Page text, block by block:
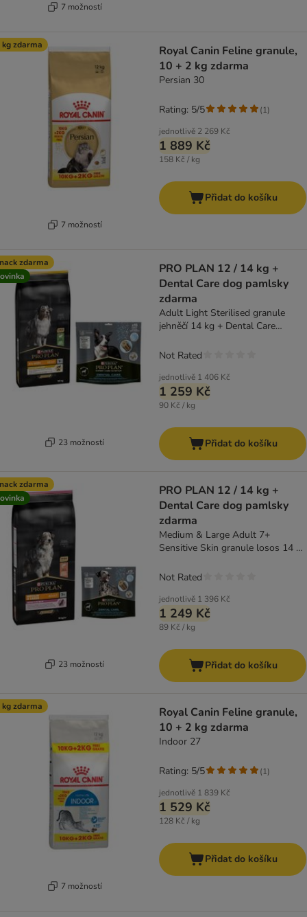
7 možností
kg zdarma
7 možností
Royal Canin Feline granule,
10 + 2 kg zdarma
Persian 30
jednotlivě 2 269 Kč
1 889 Kč
158 Kč / kg
Rating: 5/5 (1)
Přidat do košíku
zdarma
23 možností
PRO PLAN 12 / 14 kg +
Dental Care dog pamlsky
zdarma
Adult Light Sterilised granule
jehněčí 14 kg + Dental Care
jednotlivě 1 406 Kč
1 259 Kč
90 Kč / kg
Not Rated
Přidat do košíku
zdarma
23 možností
PRO PLAN 12 / 14 kg +
Dental Care dog pamlsky
zdarma
Medium & Large Adult 7+
Sensitive Skin granule losos 14 kg
jednotlivě 1 396 Kč
1 249 Kč
89 Kč / kg
Not Rated
Přidat do košíku
kg zdarma
7 možností
Royal Canin Feline granule,
10 + 2 kg zdarma
Indoor 27
jednotlivě 1 839 Kč
1 529 Kč
128 Kč / kg
Rating: 5/5 (1)
Přidat do košíku